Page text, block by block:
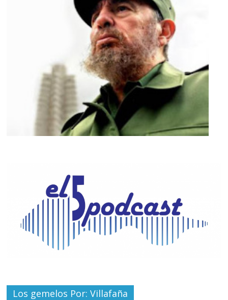
Los gemelos Por: Villafaña